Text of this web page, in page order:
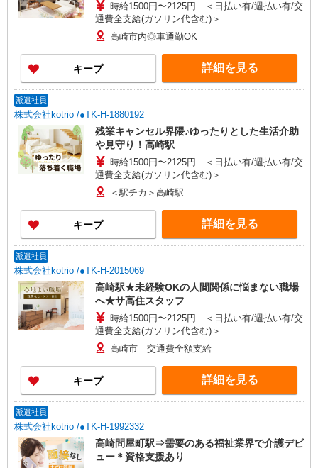
時給1500円〜2125円 ＜日払い有/週払い有/交
通費全支給(ガソリン代含む)＞
高崎市内◎車通勤OK
キープ 詳細を見る
派遣社員
株式会社kotrio /●TK-H-1880192
残業キャンセル界隈♪ゆったりとした生活介助
や見守り！高崎駅
時給1500円〜2125円 ＜日払い有/週払い有/交
通費全支給(ガソリン代含む)＞
＜駅チカ＞高崎駅
キープ 詳細を見る
派遣社員
株式会社kotrio /●TK-H-2015069
高崎駅★未経験OKの人間関係に悩まない職場
へ★サ高住スタッフ
時給1500円〜2125円 ＜日払い有/週払い有/交
通費全支給(ガソリン代含む)＞
高崎市 交通費全額支給
キープ 詳細を見る
派遣社員
株式会社kotrio /●TK-H-1992332
高崎問屋町駅⇒需要のある福祉業界で介護デビ
ュー＊資格支援あり